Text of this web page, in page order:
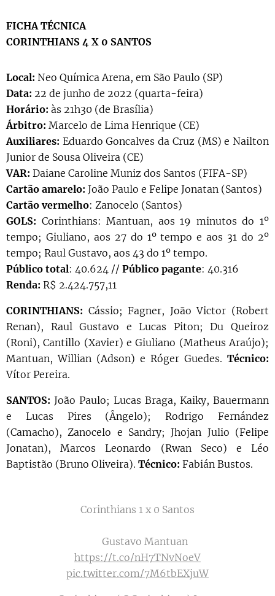
FICHA TÉCNICA
CORINTHIANS 4 X 0 SANTOS
Local: Neo Química Arena, em São Paulo (SP)
Data: 22 de junho de 2022 (quarta-feira)
Horário: às 21h30 (de Brasília)
Árbitro: Marcelo de Lima Henrique (CE)
Auxiliares: Eduardo Goncalves da Cruz (MS) e Nailton
Junior de Sousa Oliveira (CE)
VAR: Daiane Caroline Muniz dos Santos (FIFA-SP)
Cartão amarelo: João Paulo e Felipe Jonatan (Santos)
Cartão vermelho: Zanocelo (Santos)
GOLS: Corinthians: Mantuan, aos 19 minutos do 1º
tempo; Giuliano, aos 27 do 1º tempo e aos 31 do 2º
tempo; Raul Gustavo, aos 43 do 1º tempo.
Público total: 40.624 // Público pagante: 40.316
Renda: R$ 2.424.757,11
CORINTHIANS: Cássio; Fagner, João Victor (Robert
Renan), Raul Gustavo e Lucas Piton; Du Queiroz
(Roni), Cantillo (Xavier) e Giuliano (Matheus Araújo);
Mantuan, Willian (Adson) e Róger Guedes. Técnico:
Vítor Pereira.
SANTOS: João Paulo; Lucas Braga, Kaiky, Bauermann
e Lucas Pires (Ângelo); Rodrigo Fernández
(Camacho), Zanocelo e Sandry; Jhojan Julio (Felipe
Jonatan), Marcos Leonardo (Rwan Seco) e Léo
Baptistão (Bruno Oliveira). Técnico: Fabián Bustos.
Corinthians 1 x 0 Santos
⚽️ Gustavo Mantuan
https://t.co/nH7TNvNoeV
pic.twitter.com/7M6tbEXjuW